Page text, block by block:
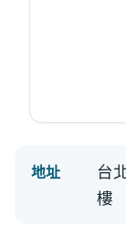
地址
台
樓